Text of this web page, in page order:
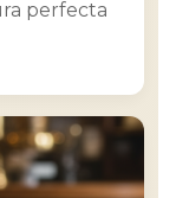
perfecta